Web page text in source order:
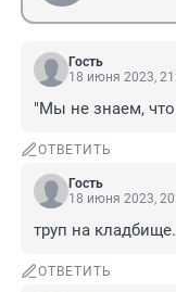
Гость
18 июня 2023,
"Мы не знаем, что
ОТВЕТИТЬ
Гость
18 июня 2023,
труп на
ОТВЕТИТЬ